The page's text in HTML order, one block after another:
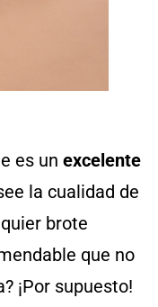
es un excelente
la cualidad de
brote
que no
¡Por supuesto!